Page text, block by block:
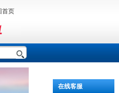
首页
在线客服